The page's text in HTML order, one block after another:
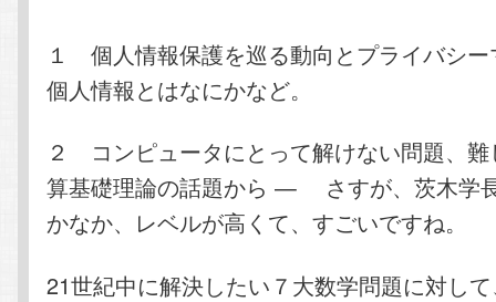
１ 個人情報保護を巡る動向と プライバ
個人情報とはなにかなど。
２ コンピュータにとって 解けない問題、
算基礎理論の話題から — さすが、茨木学
かなか、レベルが高くて、すごいですね。
21世紀中に解決したい７大数学問題に対し